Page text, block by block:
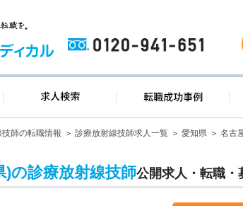
0120-
ご利用ガイド 求人検索 転
師の転職情報 診療放射線技師求人一覧 愛知県 名古
)の診療放射線技師公開求人・転職・